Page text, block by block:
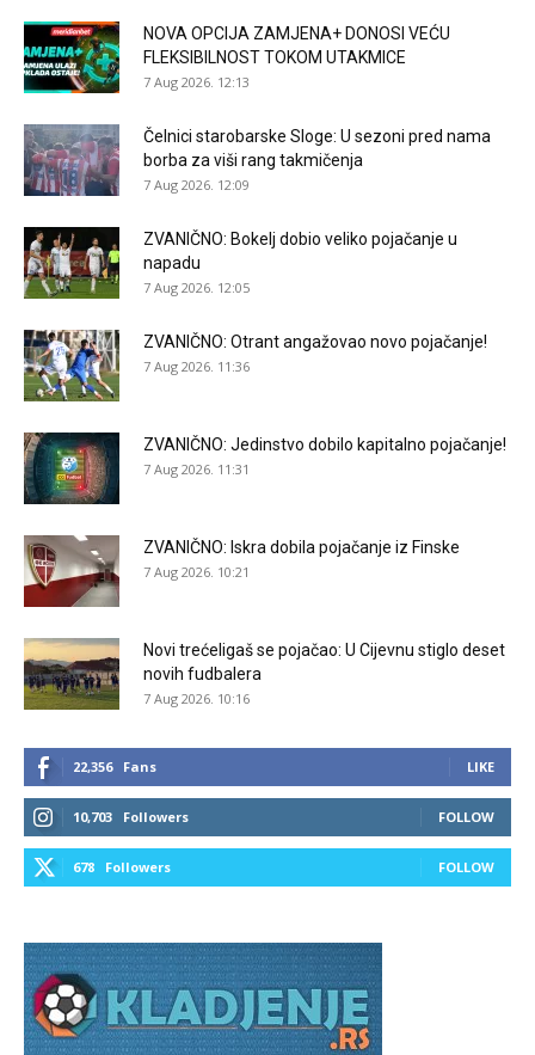
NOVA OPCIJA ZAMJENA+ DONOSI VEĆU
FLEKSIBILNOST TOKOM UTAKMICE
7 Aug 2026. 12:13
Čelnici starobarske Sloge: U sezoni pred nama
borba za viši rang takmičenja
7 Aug 2026. 12:09
ZVANIČNO: Bokelj dobio veliko pojačanje u
napadu
7 Aug 2026. 12:05
ZVANIČNO: Otrant angažovao novo pojačanje!
7 Aug 2026. 11:36
ZVANIČNO: Jedinstvo dobilo kapitalno pojačanje!
7 Aug 2026. 11:31
ZVANIČNO: Iskra dobila pojačanje iz Finske
7 Aug 2026. 10:21
Novi trećeligaš se pojačao: U Cijevnu stiglo deset
novih fudbalera
7 Aug 2026. 10:16
22,356 Fans LIKE
10,703 Followers FOLLOW
678 Followers FOLLOW